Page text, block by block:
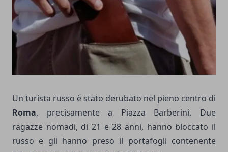
Un turista russo è stato derubato nel pieno centro di
Roma, precisamente a Piazza Barberini. Due
ragazze nomadi, di 21 e 28 anni, hanno bloccato il
russo e gli hanno preso il portafogli contenente